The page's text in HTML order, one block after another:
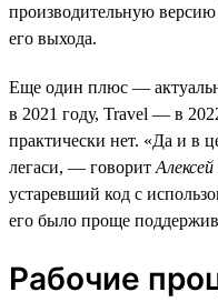
производительную версию
его выхода.
Еще один плюс —
в 2021 году, Travel — в
практически нет. «Да и в
легаси, — говорит
устаревший код с
его было проще
Рабочие